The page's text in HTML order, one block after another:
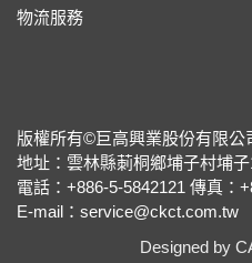
物流服務
版權所有©巨高興業股份有限公
地址：雲林縣莿桐鄉埔子村埔
電話：+886-5-5842121 傳真：
E-mail： service@ckct.com.tw
Designed by